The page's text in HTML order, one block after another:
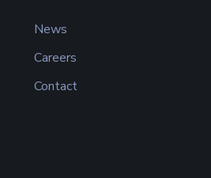
News
Careers
Contact